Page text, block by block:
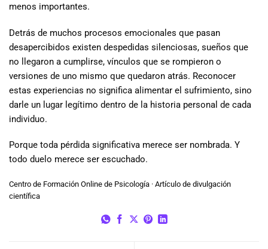
menos importantes.
Detrás de muchos procesos emocionales que pasan
desapercibidos existen despedidas silenciosas, sueños que
no llegaron a cumplirse, vínculos que se rompieron o
versiones de uno mismo que quedaron atrás. Reconocer
estas experiencias no significa alimentar el sufrimiento, sino
darle un lugar legítimo dentro de la historia personal de cada
individuo.
Porque toda pérdida significativa merece ser nombrada. Y
todo duelo merece ser escuchado.
Centro de Formación Online de Psicología · Artículo de divulgación
científica